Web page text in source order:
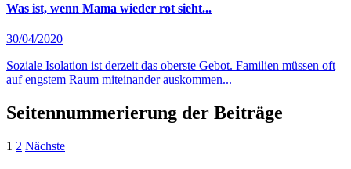
Was ist, wenn Mama wieder rot sieht...
30/04/2020
Soziale Isolation ist derzeit das oberste Gebot. Familien müssen oft
auf engstem Raum miteinander auskommen...
Seitennummerierung der Beiträge
1 2 Nächste